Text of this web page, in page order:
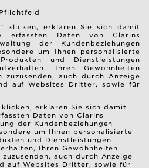
klicken, erklären Sie sich damit
erfassten Daten von Clarins
der Kundenbeziehungen
um Ihnen personalisierte
und Dienstleistungen
Ihren Gewohnheiten
auch durch Anzeige
auf Websites Dritter, sowie für
klicken, erklären Sie sich damit
Daten von Clarins
der Kundenbeziehungen
um Ihnen personalisierte
und Dienstleistungen
Ihren Gewohnheiten
auch durch Anzeige
auf Websites Dritter, sowie für